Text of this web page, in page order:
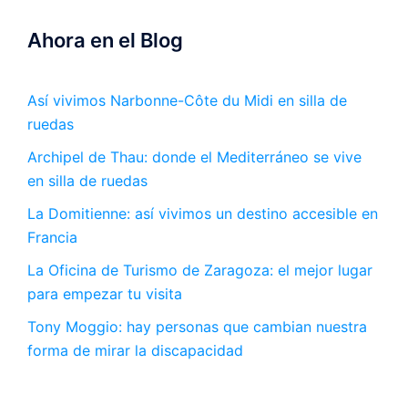
Ahora en el Blog
Así vivimos Narbonne-Côte du Midi en silla de
ruedas
Archipel de Thau: donde el Mediterráneo se vive
en silla de ruedas
La Domitienne: así vivimos un destino accesible en
Francia
La Oficina de Turismo de Zaragoza: el mejor lugar
para empezar tu visita
Tony Moggio: hay personas que cambian nuestra
forma de mirar la discapacidad